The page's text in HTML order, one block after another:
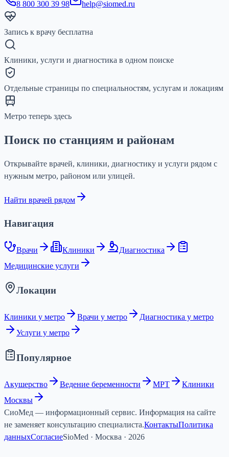
8 800 300 39 98 help@siomed.ru
Запись к врачу бесплатна
Клиники, услуги и диагностика в одном поиске
Отдельные страницы по специальностям, услугам и локациям
Метро теперь здесь
Поиск по станциям и районам
Открывайте врачей, клиники, диагностику и услуги рядом с
нужным метро, районом или улицей.
Найти врачей рядом
Навигация
Врачи Клиники
Диагностика
Медицинские услуги
Локации
Клиники у метро Врачи у метро
Диагностика у метро
Услуги у метро
Популярное
Акушерство Ведение беременности МРТ
Клиники
Москвы
СиоМед — информационный сервис. Информация на сайте
не заменяет консультацию специалиста.КонтактыПолитика
данныхСогласиеSioMed · Москва · 2026